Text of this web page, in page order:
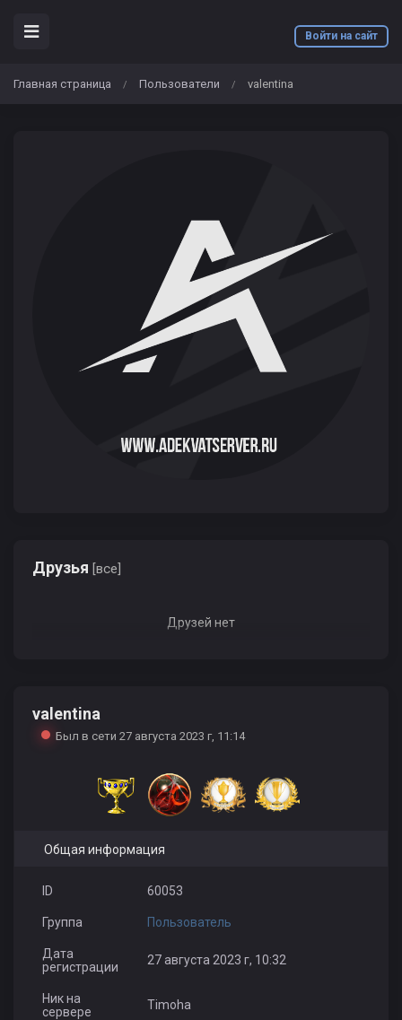
Войти на сайт
Главная страница / Пользователи / valentina
Друзья [все]
Друзей нет
valentina
Был в сети 27 августа 2023 г, 11:14
Общая информация
ID 60053
Группа Пользователь
Дата
регистрации
27 августа 2023 г, 10:32
Ник на
сервере
Timoha